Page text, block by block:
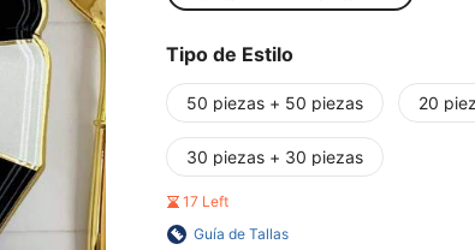
Tipo de Estilo
50 piezas + 50 piezas 20
30 piezas + 30 piezas
17 Left
Guía de Tallas